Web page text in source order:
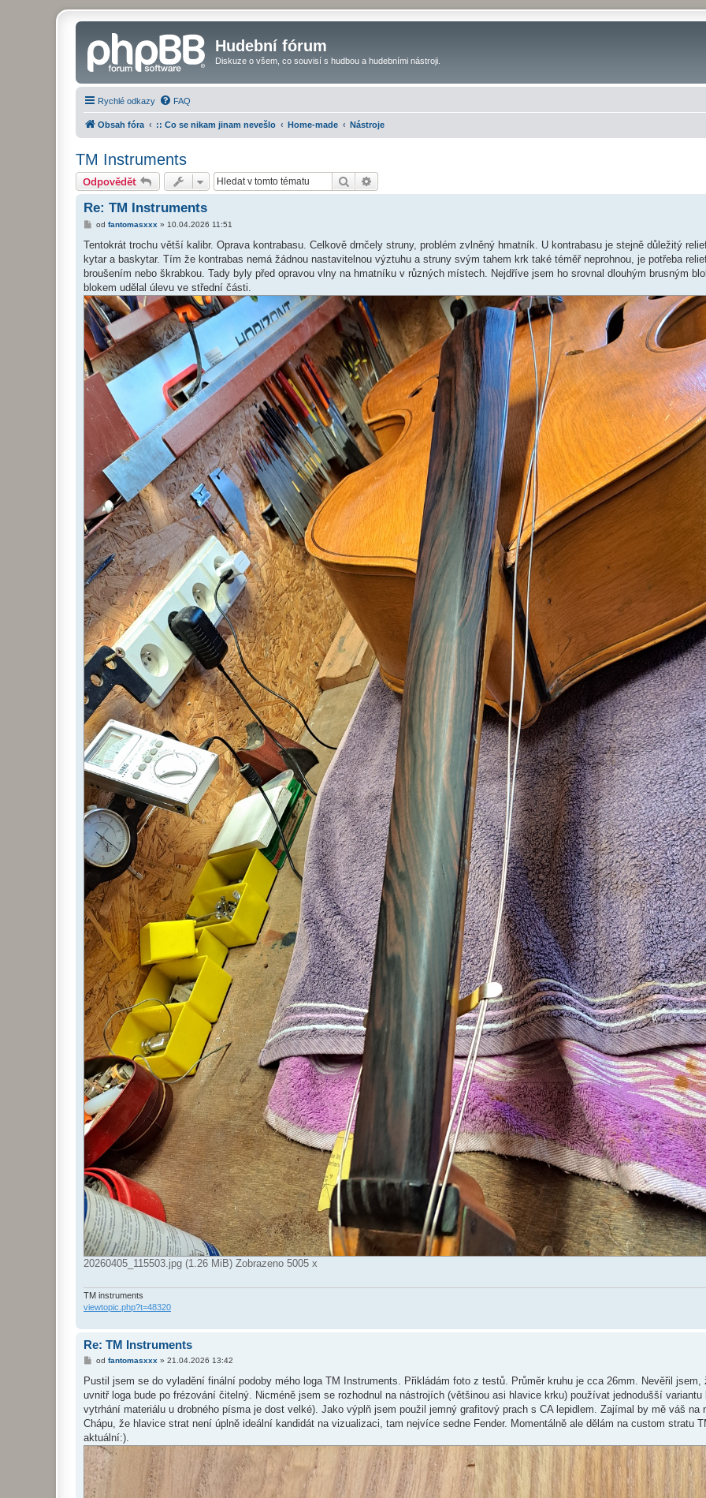
Hudební fórum
Diskuze o všem, co souvisí s hudbou a hudebními nástroji.
Rychlé odkazy FAQ
Obsah fóra :: Co se nikam jinam nevešlo Home-made Nástroje
TM Instruments
Odpovědět Hledat
Re: TM Instruments
P
í
p
ě
e
k
od fantomasxxx » 10.04.2026 11:51
Tentokrát trochu větší kalibr. Oprava kontrabasu. Celkově drnčely struny, problém zvlněný hmatník. U kontrabasu je stejně důležitý
kytar a baskytar. Tím že kontrabas nemá žádnou nastavitelnou výztuhu a struny svým tahem krk také téměř neprohnou, je potřeba
broušením nebo škrabkou. Tady byly před opravou vlny na hmatníku v různých místech. Nejdříve jsem ho srovnal dlouhým brusným
blokem udělal úlevu ve střední části.
20260405_115503.jpg (1.26 MiB) Zobrazeno 5005 x
TM instruments
viewtopic.php?t=48320
Re: TM Instruments
P
í
p
ě
e
k
od fantomasxxx » 21.04.2026 13:42
Pustil jsem se do vyladění finální podoby mého loga TM Instruments. Přikládám foto z testů. Průměr kruhu je cca 26mm. Nevěřil
uvnitř loga bude po frézování čitelný. Nicméně jsem se rozhodnul na nástrojích (většinou asi hlavice krku) používat jednodušší variantu
vytrhání materiálu u drobného písma je dost velké). Jako výplň jsem použil jemný grafitový prach s CA lepidlem. Zajímal by mě váš na
Chápu, že hlavice strat není úplně ideální kandidát na vizualizaci, tam nejvíce sedne Fender. Momentálně ale dělám na custom stratu
aktuální:).